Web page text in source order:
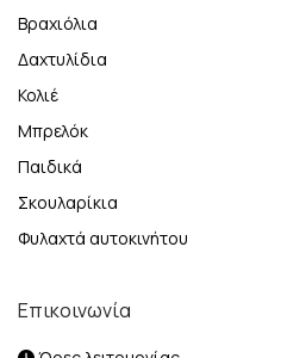
Βραχιόλια
Δαχτυλίδια
Κολιέ
Μπρελόκ
Παιδικά
Σκουλαρίκια
Φυλαχτά αυτοκινήτου
Επικοινωνία